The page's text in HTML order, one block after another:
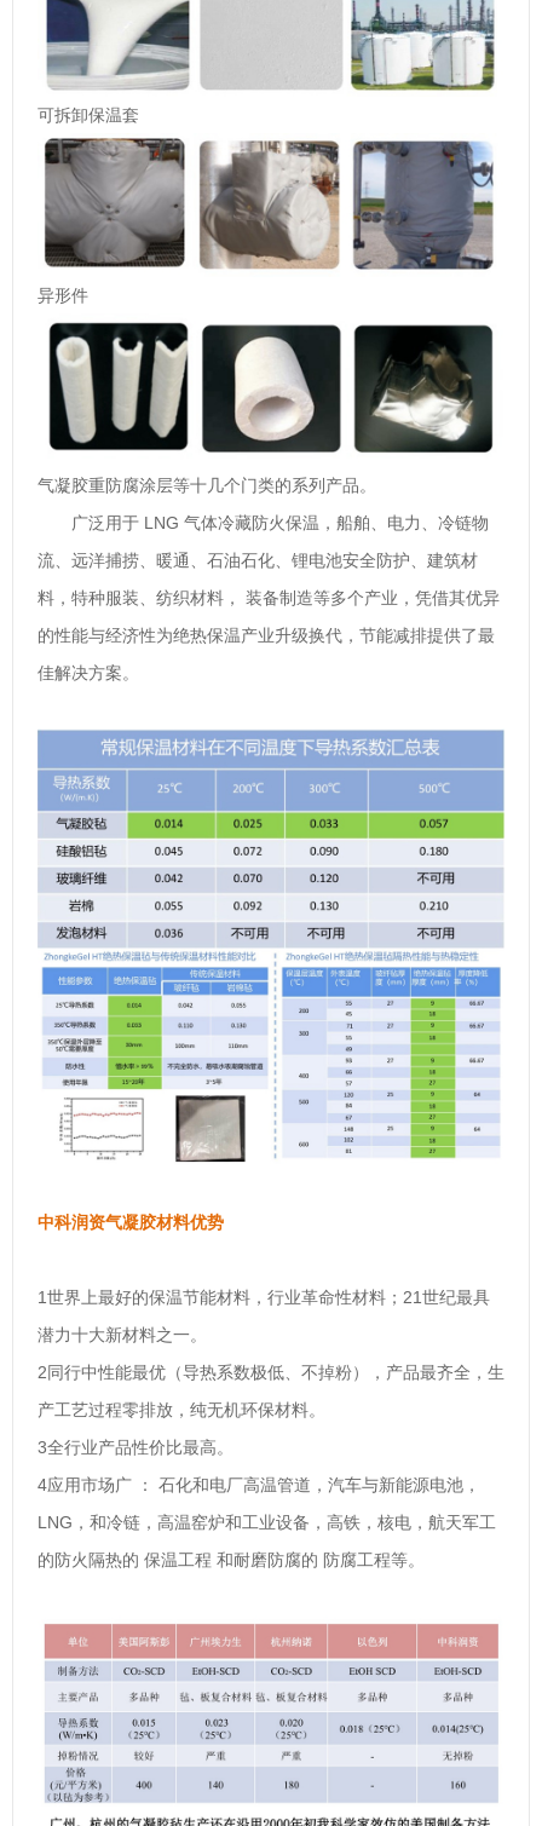
可拆卸保温套
异形件
气凝胶重防腐涂层等十几个门类的系列产品。
广泛用于 LNG 气体冷藏防火保温，船舶、电力、冷链物
流、远洋捕捞、暖通、石油石化、锂电池安全防护、建筑材
料，特种服装、纺织材料， 装备制造等多个产业，凭借其优异
的性能与经济性为绝热保温产业升级换代，节能减排提供了最
佳解决方案。
中科润资气凝胶材料优势
1世界上最好的保温节能材料，行业革命性材料； 21世纪最具
潜力十大新材料之一。
2 同行中性能最优（导热系数极低、不掉粉），产品最齐全，生
产工艺过程零排放，纯无机环保材料。
3全行业产品性价比最高。
4应用市场广 ： 石化和电厂高温管道，汽车与新能源电池，
LNG ，和冷链，高温窑炉和工业设备，高铁，核电，航天军工
的防火隔热的 保温工程 和耐磨防腐的 防腐工程等。